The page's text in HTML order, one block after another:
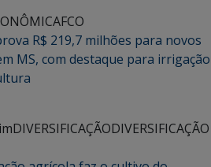
FCO
R$ 219,7 milhões para novos
MS, com destaque para irrigação
DIVERSIFICAÇÃODIVERSIFICAÇÃO